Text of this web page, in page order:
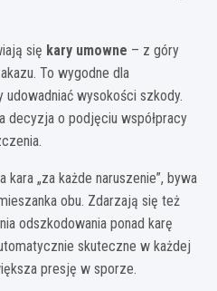
się kary umowne – z góry
To wygodne dla
wysokości szkody.
decyzja o podjęciu współpracy
„za każde naruszenie”, bywa
obu. Zdarzają się też
odszkodowania ponad karę
skuteczne w każdej
presję w sporze.